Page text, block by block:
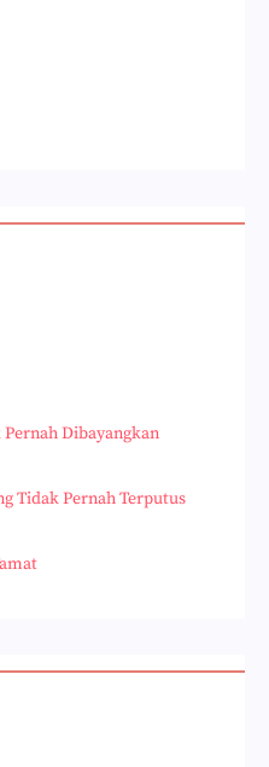
Dibayangkan
Tidak Pernah Terputus